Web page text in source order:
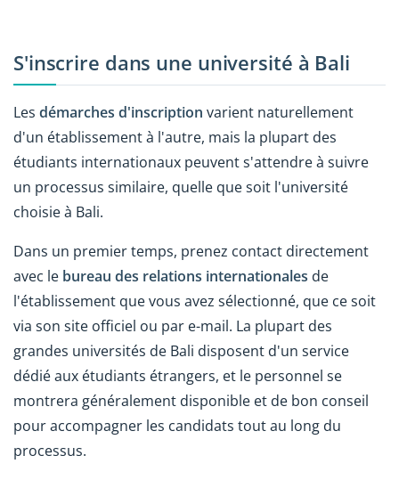
S'inscrire dans une université à Bali
Les démarches d'inscription varient naturellement
d'un établissement à l'autre, mais la plupart des
étudiants internationaux peuvent s'attendre à suivre
un processus similaire, quelle que soit l'université
choisie à Bali.
Dans un premier temps, prenez contact directement
avec le bureau des relations internationales de
l'établissement que vous avez sélectionné, que ce soit
via son site officiel ou par e-mail. La plupart des
grandes universités de Bali disposent d'un service
dédié aux étudiants étrangers, et le personnel se
montrera généralement disponible et de bon conseil
pour accompagner les candidats tout au long du
processus.